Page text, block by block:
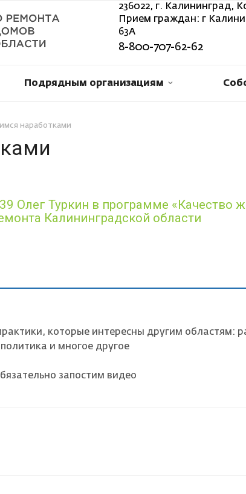
236022, г. Калининград,
Прием граждан: г
63А
8-800-707-62-62
Подрядным организациям
наработками
Олег Туркин в программе «Качество
Калининградской области
которые интересны другим областям:
и многое другое
запостим видео